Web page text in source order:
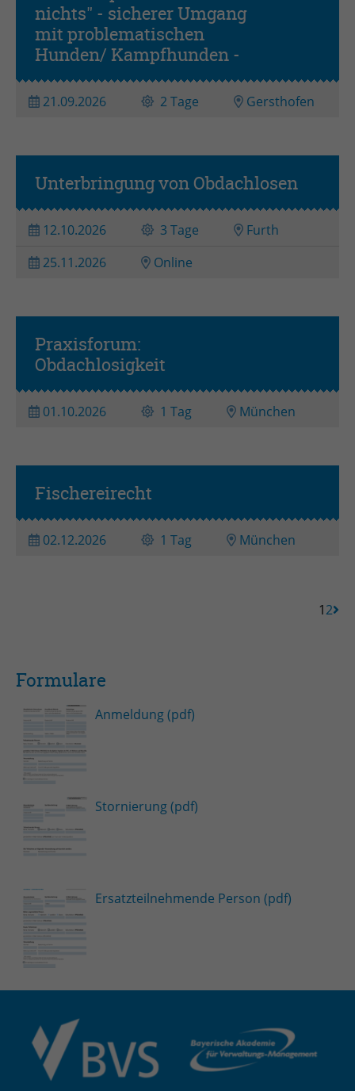
nichts" - sicherer Umgang
mit problematischen
Hunden/ Kampfhunden -
21.09.2026 2 Tage Gersthofen
Unterbringung von Obdachlosen
12.10.2026 3 Tage
Furth
25.11.2026
Online
Praxisforum:
Obdachlosigkeit
01.10.2026 1 Tag München
Fischereirecht
02.12.2026 1 Tag München
12
Formulare
Anmeldung (pdf)
Stornierung (pdf)
Ersatzteilnehmende Person (pdf)